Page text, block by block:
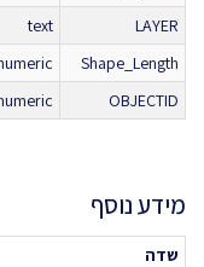
LAYER
text
Shape_Length
OBJECTID
מידע נוסף
שדה